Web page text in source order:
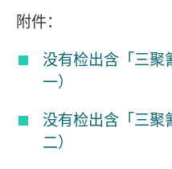
附件：
没有检出含「三聚
一）
没有检出含「三聚
二）